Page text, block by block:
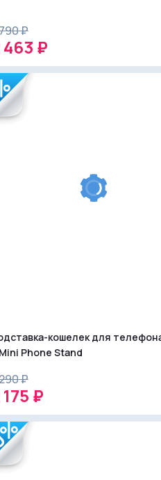
₽
463 ₽
кошелек для
Phone Stand
₽
₽